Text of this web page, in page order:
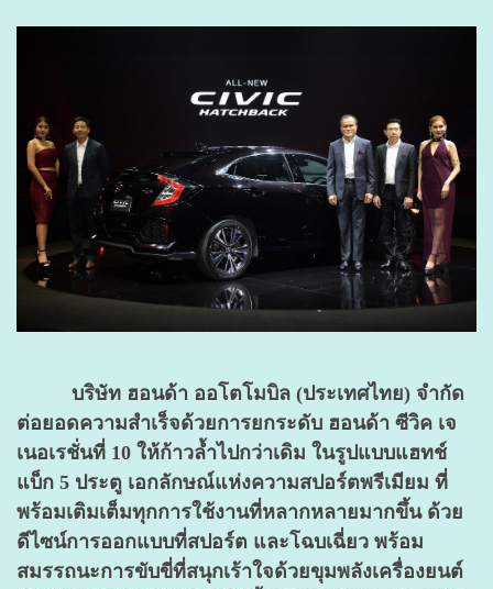
บริษัท ฮอนด้า ออโตโมบิล (ประเทศไทย) จำกัด
ต่อยอดความสำเร็จด้วยการยกระดับ ฮอนด้า ซีวิค เจ
เนอเรชั่นที่ 10 ให้ก้าวล้ำไปกว่าเดิม ในรูปแบบแฮทช์
แบ็ก 5 ประตู เอกลักษณ์แห่งความสปอร์ตพรีเมียม ที่
พร้อมเติมเต็มทุกการใช้งานที่หลากหลายมากขึ้น ด้วย
ดีไซน์การออกแบบที่สปอร์ต และโฉบเฉี่ยว พร้อม
สมรรถนะการขับขี่ที่สนุกเร้าใจด้วยขุมพลังเครื่องยนต์